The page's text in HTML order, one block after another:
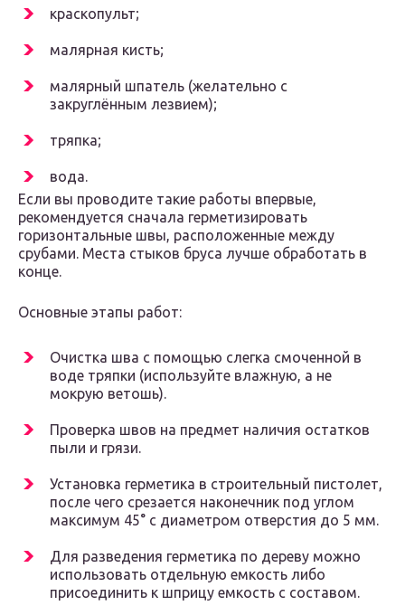
краскопульт;
малярная кисть;
малярный шпатель (желательно с
закруглённым лезвием);
тряпка;
вода.
Если вы проводите такие работы впервые,
рекомендуется сначала герметизировать
горизонтальные швы, расположенные между
срубами. Места стыков бруса лучше обработать в
конце.
Основные этапы работ:
Очистка шва с помощью слегка смоченной в
воде тряпки (используйте влажную, а не
мокрую ветошь).
Проверка швов на предмет наличия остатков
пыли и грязи.
Установка герметика в строительный пистолет,
после чего срезается наконечник под углом
максимум 45° с диаметром отверстия до 5 мм.
Для разведения герметика по дереву можно
использовать отдельную емкость либо
присоединить к шприцу емкость с составом.